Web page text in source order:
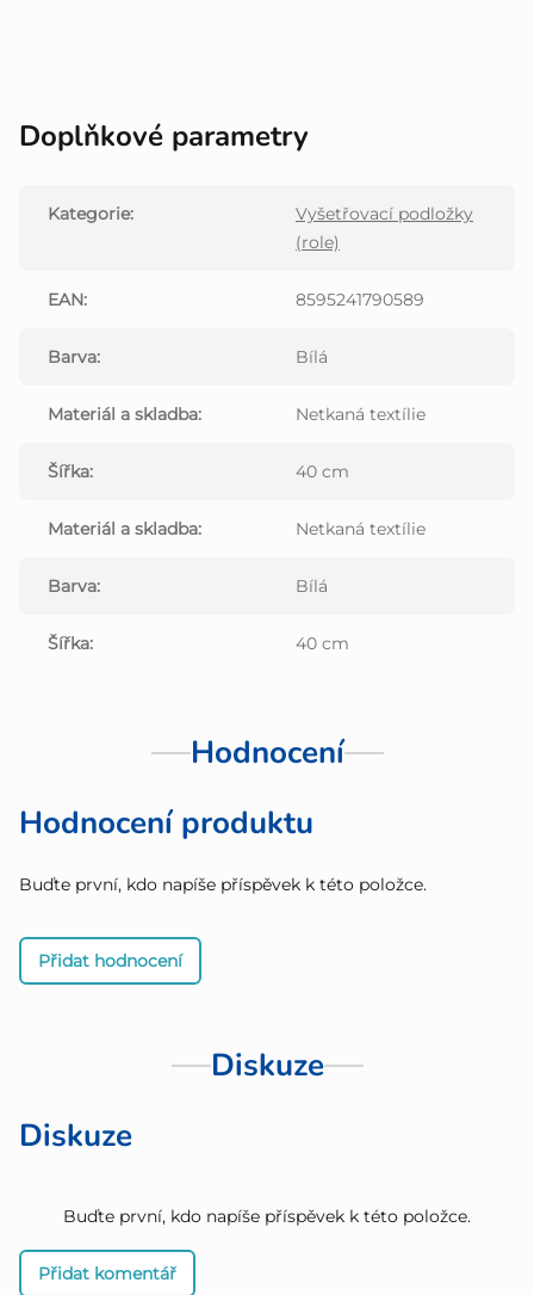
Doplňkové parametry
Kategorie:
Vyšetřovací podložky
(role)
EAN: 8595241790589
Barva: Bílá
Materiál a skladba: Netkaná textílie
Šířka: 40 cm
Materiál a skladba: Netkaná textílie
Barva: Bílá
Šířka: 40 cm
Hodnocení
Hodnocení produktu
Buďte první, kdo napíše příspěvek k této položce.
Přidat hodnocení
Diskuze
Diskuze
Buďte první, kdo napíše příspěvek k této položce.
Přidat komentář